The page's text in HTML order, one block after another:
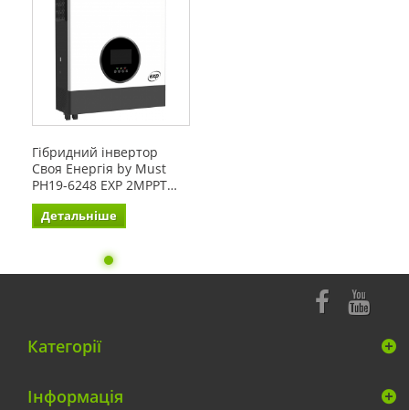
Гібридний інвертор
Своя Енергія by Must
PH19-6248 EXP 2MPPT…
Детальніше
Категорії
Інформація